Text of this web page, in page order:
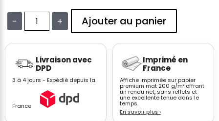
−
Affiche
You
Look
So
Guest
Check
+ Ajouter au panier
Livraison avec
DPD
3 à 4 jours - Expédié depuis la
France
Imprimé en
France
Affiche imprimée sur papier
premium mat 200 g/m² offrant
un rendu net, sans reflets et
une excellente tenue dans le
temps.
En savoir plus ›